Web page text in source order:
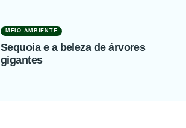
MEIO AMBIENTE
Sequoia e a beleza de árvores
gigantes